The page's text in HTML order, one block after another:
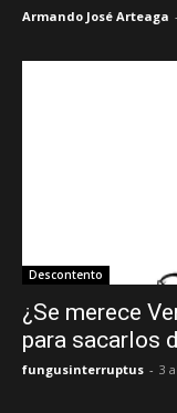
Armando José Arteaga -
Descontento
¿Se merece
para sacarlos
fungusinterruptus - 3